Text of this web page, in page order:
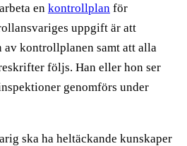
en kontrollplan för
uppgift är att
av kontrollplanen samt att alla
följs. Han eller hon ser
genomförs under
ska ha heltäckande kunskaper